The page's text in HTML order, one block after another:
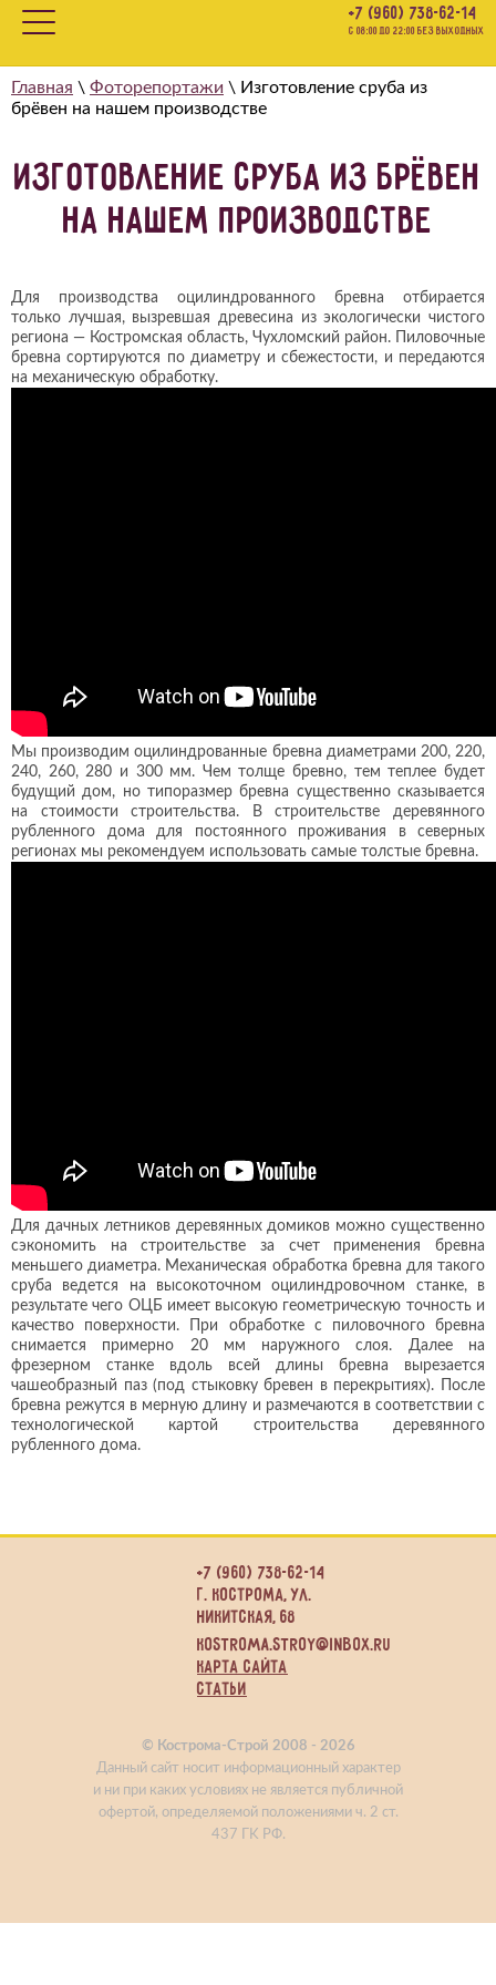
+7 (960) 738-62-14
с 08:00 до 22:00 БЕЗ ВЫХОДНЫХ
Главная \ Фоторепортажи \ Изготовление сруба из
брёвен на нашем производстве
Изготовление сруба из брёвен
на нашем производстве
Для производства оцилиндрованного бревна отбирается
только лучшая, вызревшая древесина из экологически чистого
региона — Костромская область, Чухломский район. Пиловочные
бревна сортируются по диаметру и сбежестости, и передаются
на механическую обработку.
Мы производим оцилиндрованные бревна диаметрами 200, 220,
240, 260, 280 и 300 мм. Чем толще бревно, тем теплее будет
будущий дом, но типоразмер бревна существенно сказывается
на стоимости строительства. В строительстве деревянного
рубленного дома для постоянного проживания в северных
регионах мы рекомендуем использовать самые толстые бревна.
Для дачных летников деревянных домиков можно существенно
сэкономить на строительстве за счет применения бревна
меньшего диаметра. Механическая обработка бревна для такого
сруба ведется на высокоточном оцилиндровочном станке, в
результате чего ОЦБ имеет высокую геометрическую точность и
качество поверхности. При обработке с пиловочного бревна
снимается примерно 20 мм наружного слоя. Далее на
фрезерном станке вдоль всей длины бревна вырезается
чашеобразный паз (под стыковку бревен в перекрытиях). После
бревна режутся в мерную длину и размечаются в соответствии с
технологической картой строительства деревянного
рубленного дома.
+7 (960) 738-62-14
г. Кострома, ул.
Никитская, 68
kostroma.stroy@inbox.ru
Карта сайта
Статьи
© Кострома-Строй 2008 - 2026
Данный сайт носит информационный характер
и ни при каких условиях не является публичной
офертой, определяемой положениями ч. 2 ст.
437 ГK РФ.